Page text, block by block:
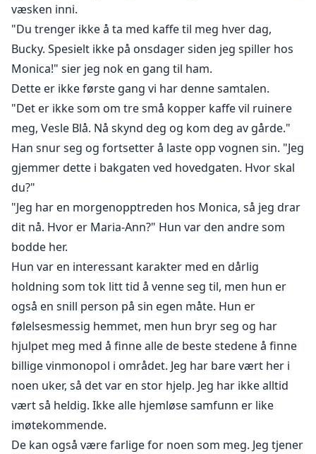
væsken inni.
"Du trenger ikke å ta med kaffe til meg hver dag,
Bucky. Spesielt ikke på onsdager siden jeg spiller hos
Monica!" sier jeg nok en gang til ham.
Dette er ikke første gang vi har denne samtalen.
"Det er ikke som om tre små kopper kaffe vil ruinere
meg, Vesle Blå. Nå skynd deg og kom deg av gårde."
Han snur seg og fortsetter å laste opp vognen sin. "Jeg
gjemmer dette i bakgaten ved hovedgaten. Hvor skal
du?"
"Jeg har en morgenopptreden hos Monica, så jeg drar
dit nå. Hvor er Maria-Ann?" Hun var den andre som
bodde her.
Hun var en interessant karakter med en dårlig
holdning som tok litt tid å venne seg til, men hun er
også en snill person på sin egen måte. Hun er
følelsesmessig hemmet, men hun bryr seg og har
hjulpet meg med å finne alle de beste stedene å finne
billige vinmonopol i området. Jeg har bare vært her i
noen uker, så det var en stor hjelp. Jeg har ikke alltid
vært så heldig. Ikke alle hjemløse samfunn er like
imøtekommende.
De kan også være farlige for noen som meg. Jeg tjener